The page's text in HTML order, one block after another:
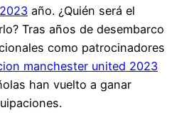
año. ¿Quién será el
Tras años de desembarco
como patrocinadores
manchester united 2023
han vuelto a ganar